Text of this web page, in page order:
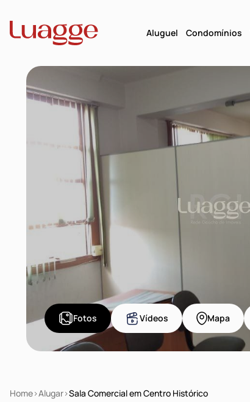
Aluguel Condomínios
Fotos Vídeos Mapa
Home Alugar Sala Comercial em Centro Histórico